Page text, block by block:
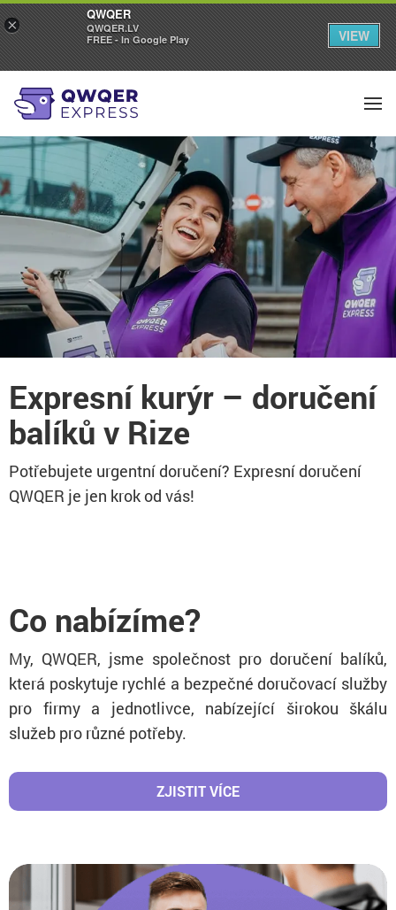
Expresní kurýr – doručení
balíků v Rize
Potřebujete urgentní doručení? Expresní doručení
QWQER je jen krok od vás!
Co nabízíme?
My, QWQER, jsme společnost pro doručení balíků,
která poskytuje rychlé a bezpečné doručovací služby
pro firmy a jednotlivce, nabízející širokou škálu
služeb pro různé potřeby.
ZJISTIT VÍCE
×
QWQER
QWQER.LV
FREE - In Google Play
VIEW